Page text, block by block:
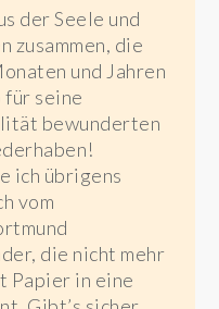
der Seele und
zusammen, die
und Jahren
für seine
bewunderten
ich übrigens
vom
die nicht mehr
Papier in eine